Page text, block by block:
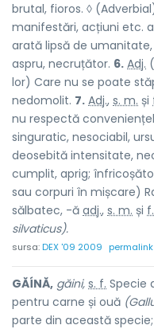
brutal, fioros. ◊
manifestări, acțiuni etc.
arată lipsă de
aspru, necruțător. 6. Adj.
lor) Care nu se poate
nedomolit. 7. Adj., s. m. și
nu respectă
singuratic, nesociabil,
deosebită intensitate,
cumplit, aprig;
sau corpuri în mișcare)
sălbatec, -ă adj., s. m. și f.
silvaticus).
sursa:DEX '09 2009 permalink
GĂÍNĂ, găini, s. f. Specie
pentru carne și ouă
parte din această specie;